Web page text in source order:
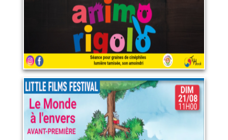
LIRE PLUS
Little films festival : Le
Monde à l'envers
21 août 2026